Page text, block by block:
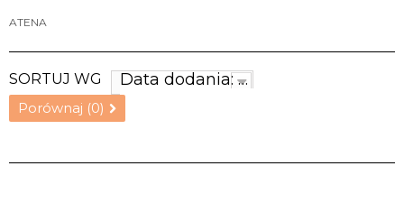
ATENA
SORTUJ WG Data dodania: najnowsze
Porównaj (0)